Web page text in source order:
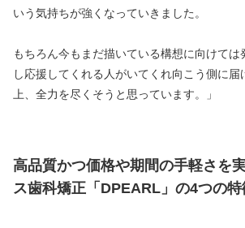
いう気持ちが強くなっていきました。
もちろん今もまだ描いている構想に向けては
し応援してくれる人がいてくれ向こう側に届
上、全力を尽くそうと思っています。」
高品質かつ価格や期間の手軽さを
ス歯科矯正「DPEARL」の4つの特